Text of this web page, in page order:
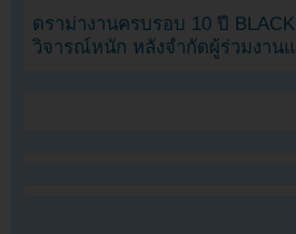
ดราม่างานครบรอบ 10 ปี
วิจารณ์หนัก หลังจำกัดผู้ร่วมงาน